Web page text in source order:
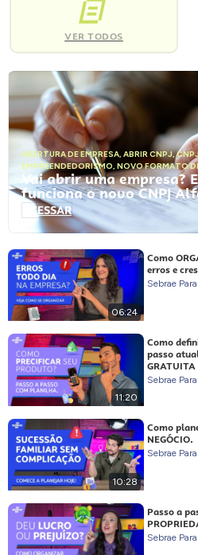
VER TODOS
ABERTURA DE EMPRESA, ABRIR CNPJ,
EMPREENDEDORISMO, NOVO FORMATO
Vai abrir uma empresa?
funciona o novo CNPJ
ACESSAR
06:24
Como
erros e
Sebrae
11:20
Como
passo
GRATUITA
Sebrae
10:28
Como
NEGÓCIO.
Sebrae
Passo a
Sebrae